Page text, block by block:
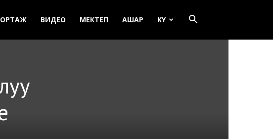
ВИДЕО МЕКТЕП АШАР KY